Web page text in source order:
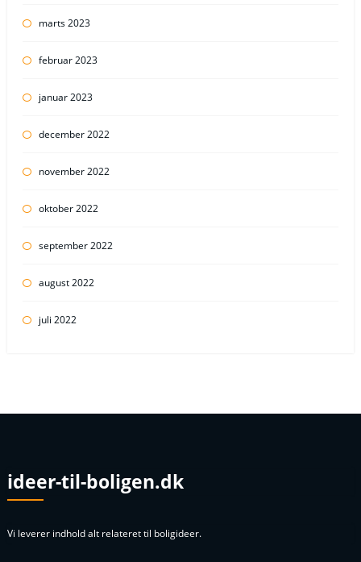
marts 2023
februar 2023
januar 2023
december 2022
november 2022
oktober 2022
september 2022
august 2022
juli 2022
ideer-til-boligen.dk
Vi leverer indhold alt relateret til boligideer.